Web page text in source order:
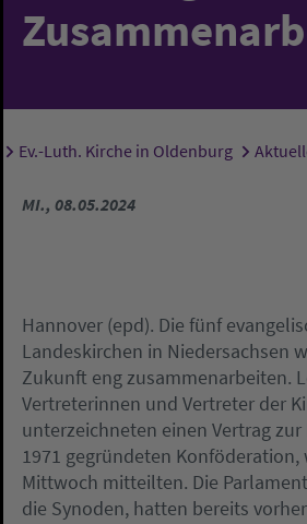
Sie sind hier:
Ev.-Luth. Kirche in Oldenburg
MI., 08.05.2024
Hannover (epd). Die fünf
Landeskirchen in Niedersachsen
Zukunft eng zusammenarbeiten.
Vertreterinnen und Vertreter der
unterzeichneten einen Vertrag
1971 gegründeten Konföderation,
Mittwoch mitteilten. Die
die Synoden, hatten bereits